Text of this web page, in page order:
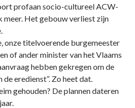
profaan socio-cultureel ACW-
meer. Het gebouw verliest zijn
onze titelvoerende burgemeester
of ander minister van het Vlaams
hebben gekregen om de
eredienst”. Zo heet dat.
gehouden? De plannen dateren